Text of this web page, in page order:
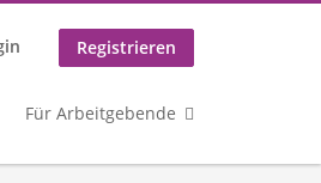
Registrieren
Für Arbeitgebende